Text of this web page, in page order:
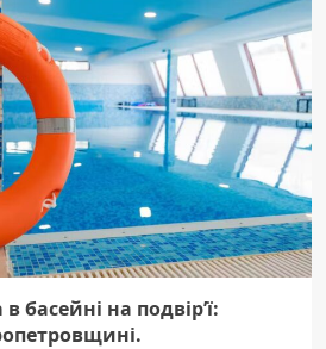
басейні на подвір’ї: